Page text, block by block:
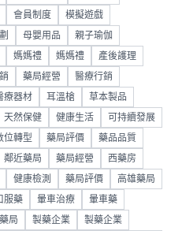
會員制度 模擬遊戲
母嬰用品 親子瑜伽
媽媽禮 媽媽禮 產後護理
藥局經營 醫療行銷
療器材 耳溫槍 草本製品
天然保健 健康生活 可持續發展
位轉型 藥局評價 藥品品質
鄰近藥局 藥局經營 西藥房
健康檢測 藥局評價 高雄藥局
口服藥 暈車治療 暈車藥
局 製藥企業 製藥企業